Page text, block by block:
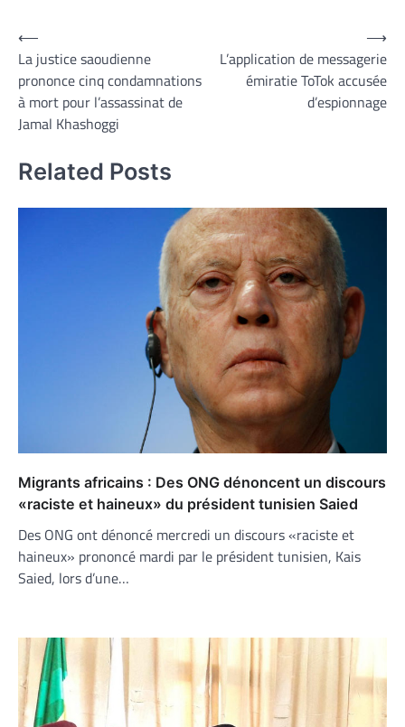
Navigation
de
l’article
⟵
La justice saoudienne
prononce cinq condamnations
à mort pour l’assassinat de
Jamal Khashoggi
L’application de messagerie
émiratie ToTok accusée
d’espionnage
⟶
Related Posts
Migrants africains : Des ONG dénoncent un discours
«raciste et haineux» du président tunisien Saied
Des ONG ont dénoncé mercredi un discours «raciste et
haineux» prononcé mardi par le président tunisien, Kais
Saied, lors d’une…